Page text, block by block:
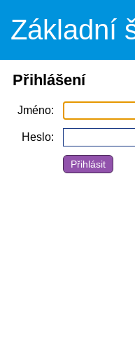
Základní
Přihlášení
Jméno
Heslo